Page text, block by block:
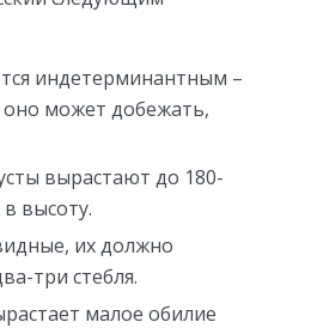
индетерминантным –
может добежать,
вырастают до 180-
высоту.
их должно
три стебля.
малое обилие